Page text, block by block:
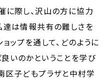
に際し、沢山の方に協力
達は情報共有の難しさを
ップを通して、どのように
いのかということを学び
区子どもプラザと中村学